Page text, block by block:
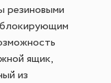
резиновыми
блокирующим
ящик,
из